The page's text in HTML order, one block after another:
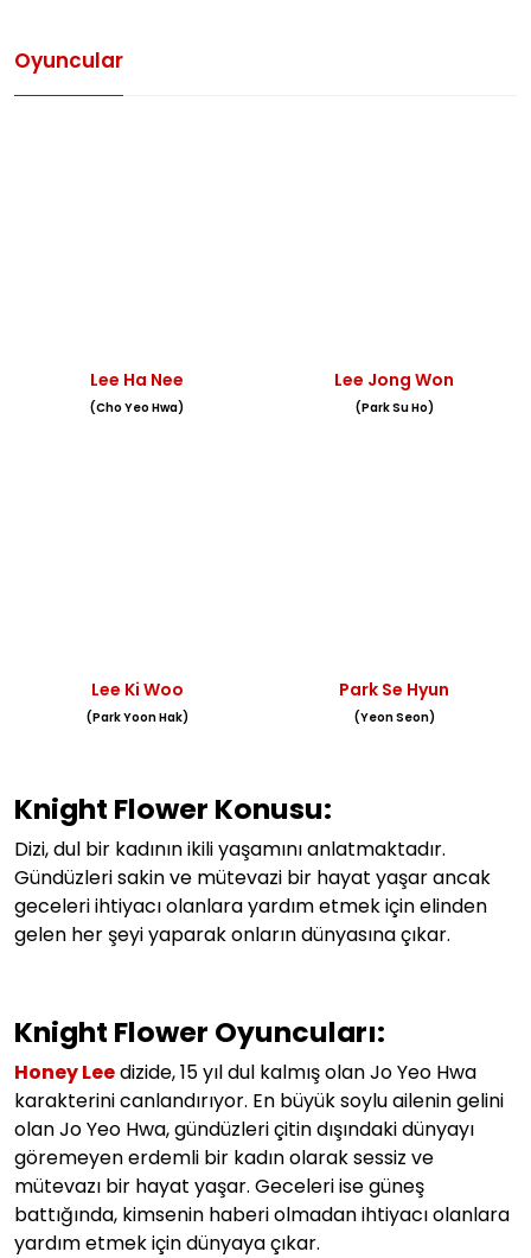
Oyuncular
Lee Ha Nee
(Cho Yeo Hwa)
Lee Jong Won
(Park Su Ho)
Lee Ki Woo
(Park Yoon Hak)
Park Se Hyun
(Yeon Seon)
Knight Flower Konusu:
Dizi, dul bir kadının ikili yaşamını anlatmaktadır.
Gündüzleri sakin ve mütevazi bir hayat yaşar ancak
geceleri ihtiyacı olanlara yardım etmek için elinden
gelen her şeyi yaparak onların dünyasına çıkar.
Knight Flower Oyuncuları:
Honey Leedizide, 15 yıl dul kalmış olan Jo Yeo Hwa
karakterini canlandırıyor. En büyük soylu ailenin gelini
olan Jo Yeo Hwa, gündüzleri çitin dışındaki dünyayı
göremeyen erdemli bir kadın olarak sessiz ve
mütevazı bir hayat yaşar. Geceleri ise güneş
battığında, kimsenin haberi olmadan ihtiyacı olanlara
yardım etmek için dünyaya çıkar.